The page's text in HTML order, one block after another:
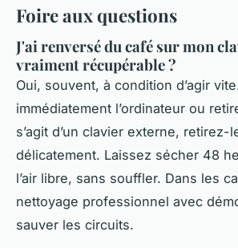
Foire aux questions
J'ai renversé du café sur mon
vraiment récupérable ?
Oui, souvent, à condition d’agir
immédiatement l’ordinateur ou
s’agit d’un clavier externe,
délicatement. Laissez sécher 48
l’air libre, sans souffler. Dans les
nettoyage professionnel avec
sauver les circuits.